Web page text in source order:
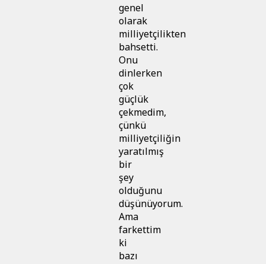
genel
olarak
milliyetçilikten
bahsetti.
Onu
dinlerken
çok
güçlük
çekmedim,
çünkü
milliyetçiliğin
yaratılmış
bir
şey
olduğunu
düşünüyorum.
Ama
farkettim
ki
bazı